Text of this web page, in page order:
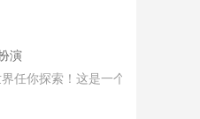
演
任你探索！这是一个小提示字段。